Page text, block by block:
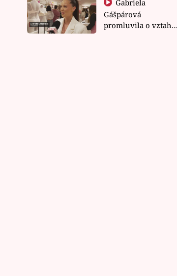
Gabriela
Gášpárová
promluvila o vztahu